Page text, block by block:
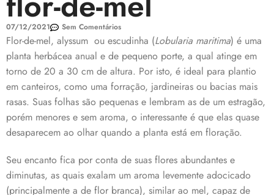
07/12/2021 Sem Comentários
Flor-de-mel, alyssum ou escudinha (Lobularia maritima) é uma
planta herbácea anual e de pequeno porte, a qual atinge em
torno de 20 a 30 cm de altura. Por isto, é ideal para plantio
em canteiros, como uma forração, jardineiras ou bacias mais
rasas. Suas folhas são pequenas e lembram as de um estragão,
porém menores e sem aroma, o interessante é que elas quase
desaparecem ao olhar quando a planta está em floração.
Seu encanto fica por conta de suas flores abundantes e
diminutas, as quais exalam um aroma levemente adocicado
(principalmente a de flor branca), similar ao mel, capaz de